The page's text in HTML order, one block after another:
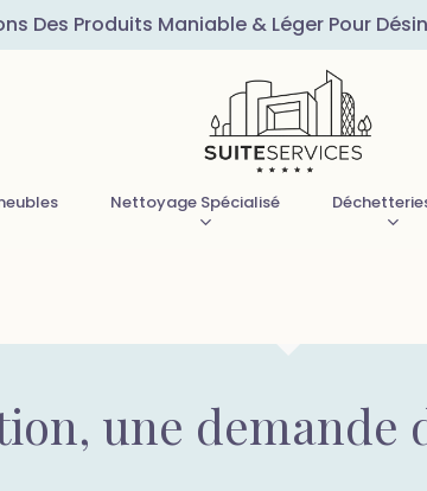
Des Produits Maniable & Léger Pour
Nettoyage Spécialisé
une demande